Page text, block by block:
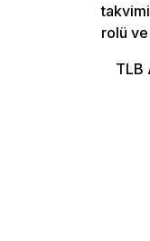
rolü
TLB